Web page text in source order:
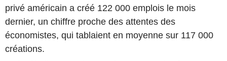
privé américain a créé 122 000 emplois le mois
dernier, un chiffre proche des attentes des
économistes, qui tablaient en moyenne sur 117 000
créations.